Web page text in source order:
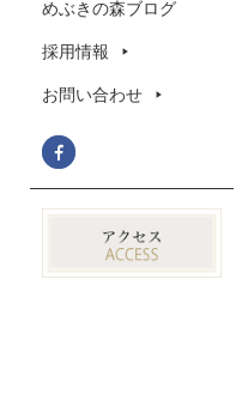
めぶきの森ブログ
採用情報
お問い合わせ